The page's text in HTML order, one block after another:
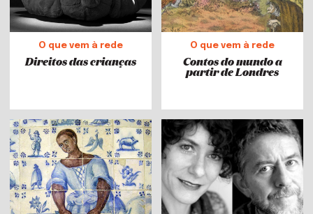
O que vem à rede
Direitos das crianças
O que vem à rede
Contos do mundo a
partir de Londres